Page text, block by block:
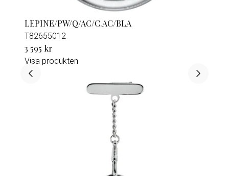
LEPINE/PW/Q/AC/C.AC/BLA
T82655012
3 595 kr
Visa produkten